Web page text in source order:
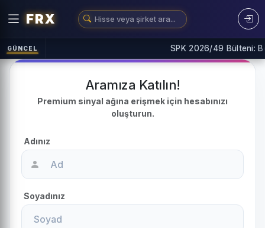
FRX
GÜNCEL SPK 2026/49 Bülteni:
Aramıza Katılın!
Premium sinyal ağına erişmek için hesabınızı
oluşturun.
Adınız
Soyadınız